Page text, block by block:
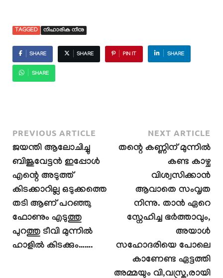
TAGGED നിഹാരിക നീനു
SHARE SHARE PIN IT SHARE
SHARE
PREVIOUS ARTICLE
ജയന്തി ആലോചിച്ചു
ബിജുവേട്ടൻ ഇപ്പോൾ
എന്റെ അടുത്ത്
കിടക്കാറില്ല ഒടുക്കത്തെ
തടി ആണ് പറഞ്ഞു
ഫോണും എടുത്തു
പുറത്തു ടീവി മുന്നിൽ
ഹാളിൽ കിടക്കും…….
NEXT ARTICLE
​തന്റെ കണ്ണിന് മുന്നിൽ
കണ്ട കാഴ്ച
വിശ്വസിക്കാൻ
ആവാതെ സംവൃത
നിന്നു. താൻ ഏറെ
സ്നേഹിച്ച ഭർത്താവും,
അയാൾ
സഹോദരിയെ പോലെ
കാണേണ്ട ഏട്ടത്തി
അമ്മയും വി,വസ്ത്ര,രായി